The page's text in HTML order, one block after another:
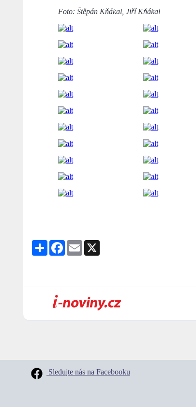
Foto: Štěpán Kňákal, Jiří Kňákal
Share Facebook
Email
Sledujte nás na Facebooku